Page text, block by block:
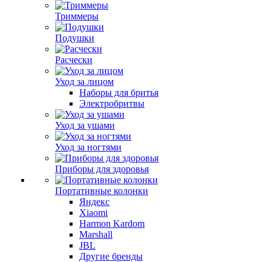
Триммеры
Подушки
Расчески
Уход за лицом
Наборы для бритья
Электробритвы
Уход за ушами
Уход за ногтями
Приборы для здоровья
Портативные колонки
Яндекс
Xiaomi
Harmon Kardom
Marshall
JBL
Другие бренды